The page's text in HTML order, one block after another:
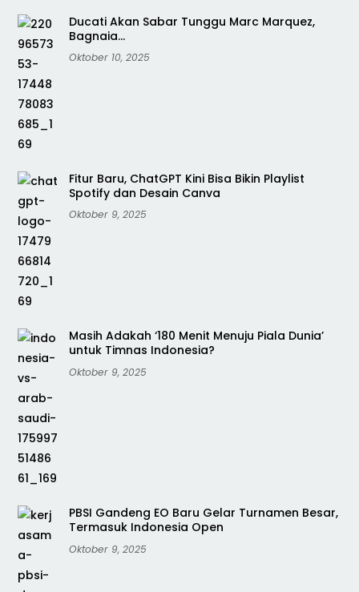
Ducati Akan Sabar Tunggu Marc Marquez,
Bagnaia…
Oktober 10, 2025
Fitur Baru, ChatGPT Kini Bisa Bikin Playlist
Spotify dan Desain Canva
Oktober 9, 2025
Masih Adakah ‘180 Menit Menuju Piala Dunia’
untuk Timnas Indonesia?
Oktober 9, 2025
PBSI Gandeng EO Baru Gelar Turnamen Besar,
Termasuk Indonesia Open
Oktober 9, 2025